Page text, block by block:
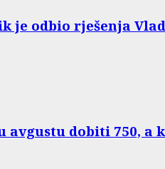
je odbio rješenja
dobiti 750, a